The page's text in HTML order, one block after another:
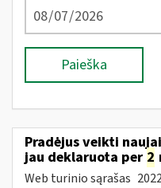
Paieška
Pradėjus veikti
jau deklaruota per 2
Web turinio sąrašas